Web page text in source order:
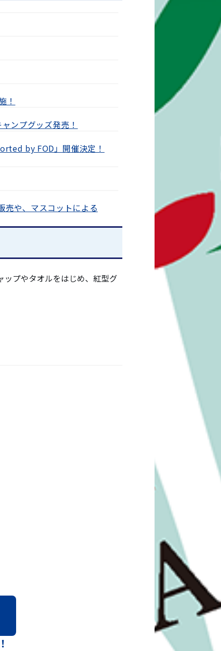
！
ンプグッズ発売！
by FOD」開催決定！
売や、マスコットによる
ブース、親子で楽しめる
と楽しめるスペシャル
待・グッズ購入でSTAR
ップやタオルをはじめ、紅型グ